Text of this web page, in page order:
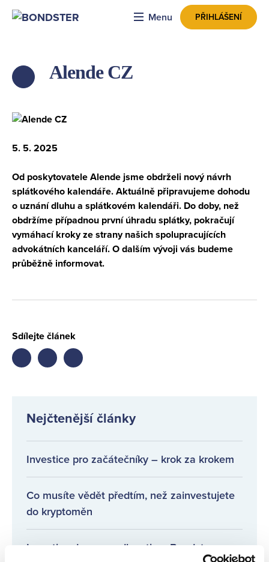
Menu PŘIHLÁŠENÍ
ZPĚT
Alende CZ
5. 5. 2025
Od poskytovatele Alende jsme obdrželi nový návrh
splátkového kalendáře. Aktuálně připravujeme dohodu
o uznání dluhu a splátkovém kalendáři. Do doby, než
obdržíme případnou první úhradu splátky, pokračují
vymáhací kroky ze strany našich spolupracujících
advokátních kanceláří. O dalším vývoji vás budeme
průběžně informovat.
Sdílejte článek
Share
Nejčtenější články
Investice pro začátečníky – krok za krokem
Co musíte vědět předtím, než zainvestujete
do kryptoměn
Investice do spravedlnosti na Bondsteru